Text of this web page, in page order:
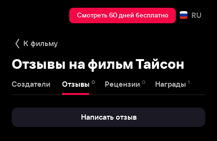
Смотреть 60 дней бесплатно RU
К фильму
Отзывы на фильм Тайсон
Создатели Отзывы 0 Рецензии 0 Награды 1
Написать отзыв